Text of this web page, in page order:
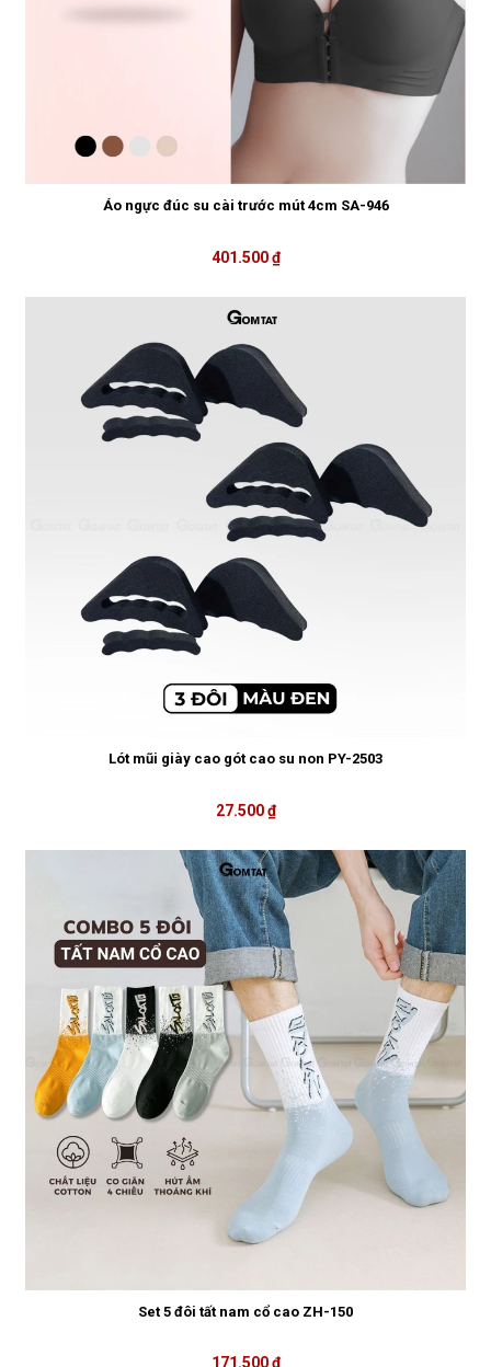
Áo ngực đúc su cài trước mút 4cm SA-946
401.500 ₫
Lót mũi giày cao gót cao su non PY-2503
27.500 ₫
Set 5 đôi tất nam cổ cao ZH-150
171.500 ₫